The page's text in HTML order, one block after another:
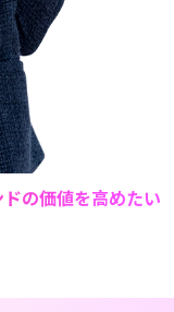
の価値を高めたい